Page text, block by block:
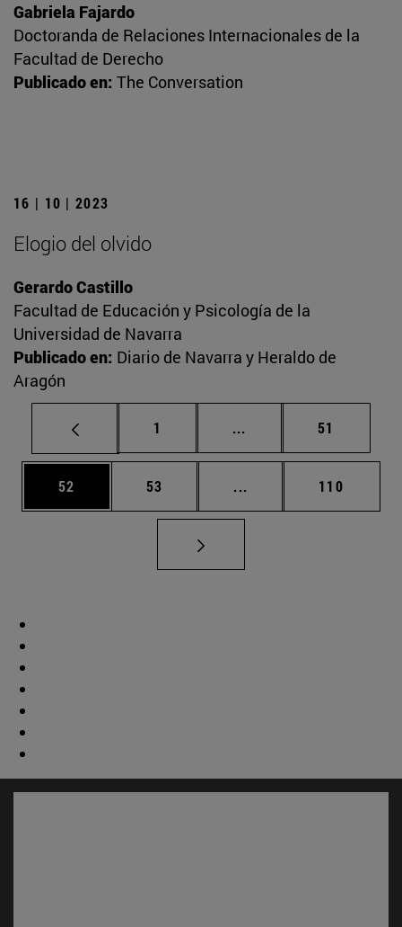
Gabriela Fajardo
Doctoranda de Relaciones Internacionales de la
Facultad de Derecho
Publicado en: The Conversation
16 | 10 | 2023
Elogio del olvido
Gerardo Castillo
Facultad de Educación y Psicología de la
Universidad de Navarra
Publicado en: Diario de Navarra y Heraldo de
Aragón
Página
1 ... Páginas intermedias
Página
51
Página
52 Página
53 ... Páginas intermedias
Página
110